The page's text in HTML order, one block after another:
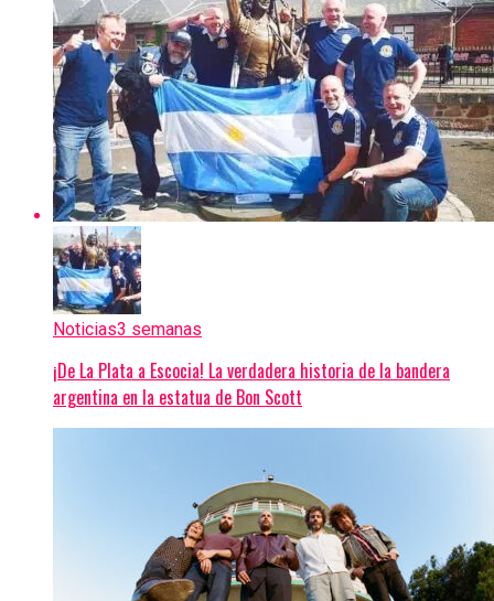
Noticias3 semanas
¡De La Plata a Escocia! La verdadera historia de la bandera
argentina en la estatua de Bon Scott